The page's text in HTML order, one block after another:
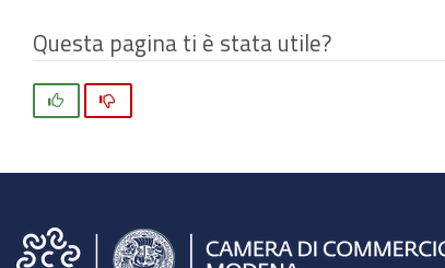
Questa pagina ti è stata utile?